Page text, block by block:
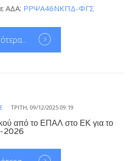
ΑΔΑ: ΡΡΨΑ46ΝΚΠΔ-ΦΓΣ
ΤΡΊΤΗ, 09/12/2025 09:19
από το ΕΠΑΛ στο ΕΚ για το
2026